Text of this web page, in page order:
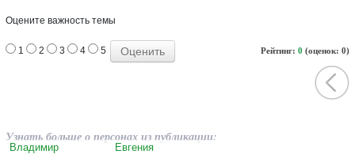
Оцените важность темы
Рейтинг: 0 (оценок: 0)
1 2 3 4 5
Узнать больше о персонах из публикации:
Владимир
Евгения